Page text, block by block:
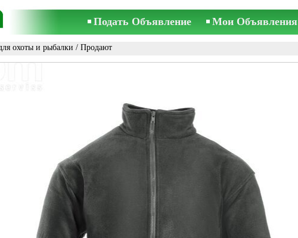
Подать Объявление Мои Объявления
охоты и рыбалки / Продают